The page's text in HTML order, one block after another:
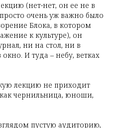
(нет-нет, он ее не в
очень уж важно было
Блока, в котором
к культуре), он
ни на стол, ни в
И туда – небу, ветках
лекцию не приходит
чернильница, юноши,
пустую аудиторию,